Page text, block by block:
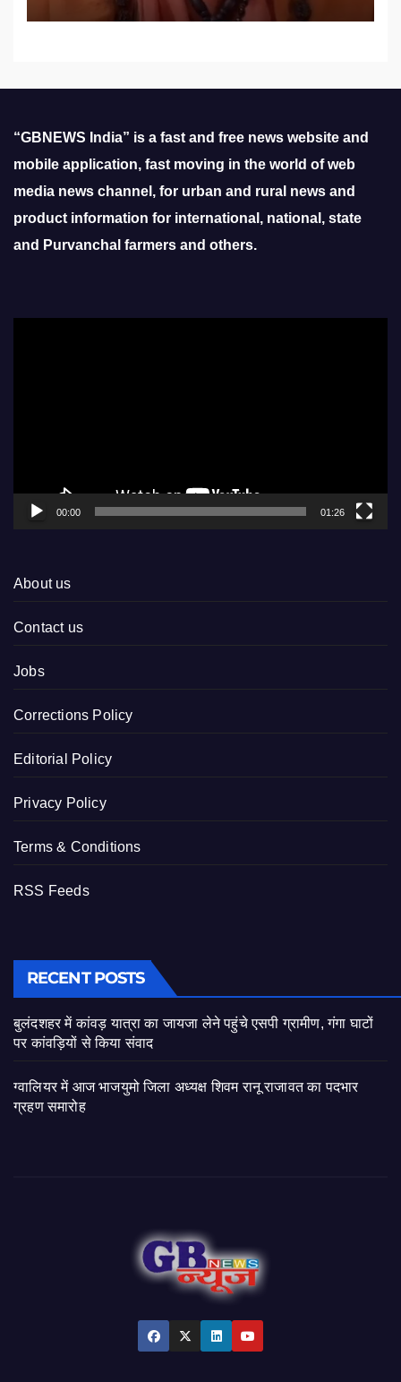
“GBNEWS India” is a fast and free news website and
mobile application, fast moving in the world of web
media news channel, for urban and rural news and
product information for international, national, state
and Purvanchal farmers and others.
00:00 01:26
About us
Contact us
Jobs
Corrections Policy
Editorial Policy
Privacy Policy
Terms & Conditions
RSS Feeds
RECENT POSTS
बुलंदशहर में कांवड़ यात्रा का जायजा लेने पहुंचे एसपी ग्रामीण, गंगा घाटों
पर कांवड़ियों से किया संवाद
ग्वालियर में आज भाजयुमो जिला अध्यक्ष शिवम रानू राजावत का पदभार
ग्रहण समारोह